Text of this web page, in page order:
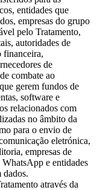
entidades que
empresas do grupo
pelo Tratamento,
autoridades de
financeira,
de
combate ao
gerem fundos de
software e
relacionados com
no âmbito da
para o envio de
eletrónica,
empresas de
e entidades
dados.
através da